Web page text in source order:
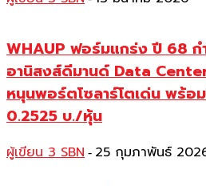
WHAUP ฟอร์มแกร่ง ปี 68 ก
อานิสงส์ดีมานด์ Data
หนุนพอร์ตโซลาร์โตเด่น พร้อ
0.2525 บ./หุ้น
ผู้เขียน 3 SBN - 25 กุมภาพันธ์